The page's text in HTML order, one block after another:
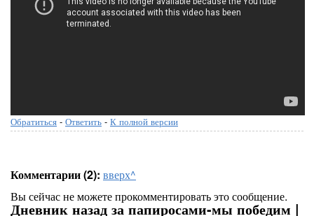
Обратиться - Ответить - К полной версии
Комментарии (2): вверх^
Вы сейчас не можете прокомментировать это сообщение.
Дневник назад за папиросами-мы победим |